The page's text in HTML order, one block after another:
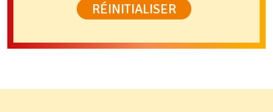
RÉINITIALISER